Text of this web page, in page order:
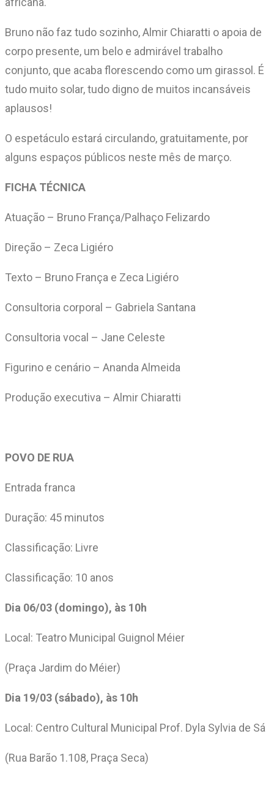
Bruno não faz tudo sozinho, Almir Chiaratti o apoia de
corpo presente, um belo e admirável trabalho
conjunto, que acaba florescendo como um girassol. É
tudo muito solar, tudo digno de muitos incansáveis
aplausos!
O espetáculo estará circulando, gratuitamente, por
alguns espaços públicos neste mês de março.
FICHA TÉCNICA
Atuação – Bruno França/Palhaço Felizardo
Direção – Zeca Ligiéro
Texto – Bruno França e Zeca Ligiéro
Consultoria corporal – Gabriela Santana
Consultoria vocal – Jane Celeste
Figurino e cenário – Ananda Almeida
Produção executiva – Almir Chiaratti
POVO DE RUA
Entrada franca
Duração: 45 minutos
Classificação: Livre
Classificação: 10 anos
Dia 06/03 (domingo), às 10h
Local: Teatro Municipal Guignol Méier
(Praça Jardim do Méier)
Dia 19/03 (sábado), às 10h
Local: Centro Cultural Municipal Prof. Dyla Sylvia de Sá
(Rua Barão 1.108, Praça Seca)